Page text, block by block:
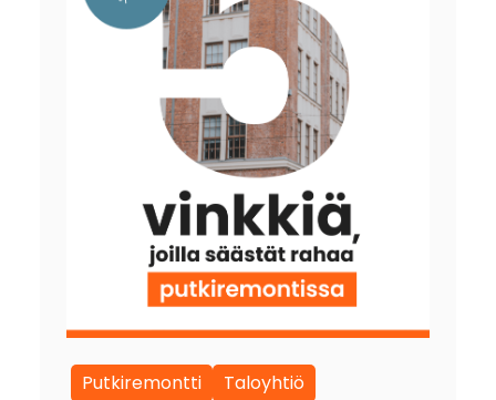
Putkiremontti Taloyhtiö